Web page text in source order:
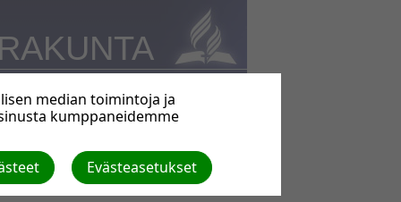
median toimintoja ja
kumppaneidemme
Evästeasetukset